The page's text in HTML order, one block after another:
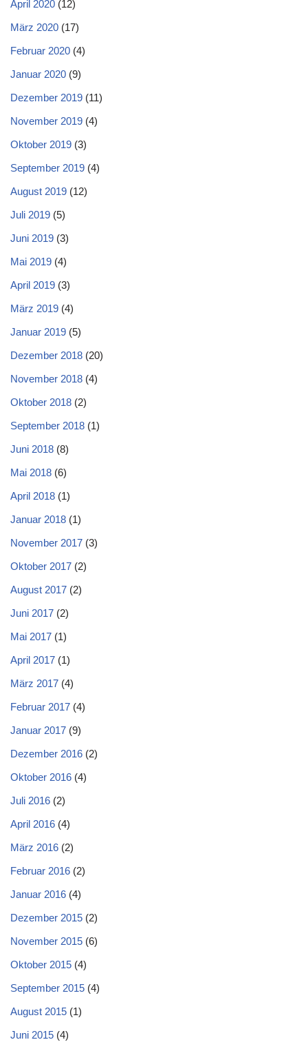
April 2020 (12)
März 2020 (17)
Februar 2020 (4)
Januar 2020 (9)
Dezember 2019 (11)
November 2019 (4)
Oktober 2019 (3)
September 2019 (4)
August 2019 (12)
Juli 2019 (5)
Juni 2019 (3)
Mai 2019 (4)
April 2019 (3)
März 2019 (4)
Januar 2019 (5)
Dezember 2018 (20)
November 2018 (4)
Oktober 2018 (2)
September 2018 (1)
Juni 2018 (8)
Mai 2018 (6)
April 2018 (1)
Januar 2018 (1)
November 2017 (3)
Oktober 2017 (2)
August 2017 (2)
Juni 2017 (2)
Mai 2017 (1)
April 2017 (1)
März 2017 (4)
Februar 2017 (4)
Januar 2017 (9)
Dezember 2016 (2)
Oktober 2016 (4)
Juli 2016 (2)
April 2016 (4)
März 2016 (2)
Februar 2016 (2)
Januar 2016 (4)
Dezember 2015 (2)
November 2015 (6)
Oktober 2015 (4)
September 2015 (4)
August 2015 (1)
Juni 2015 (4)